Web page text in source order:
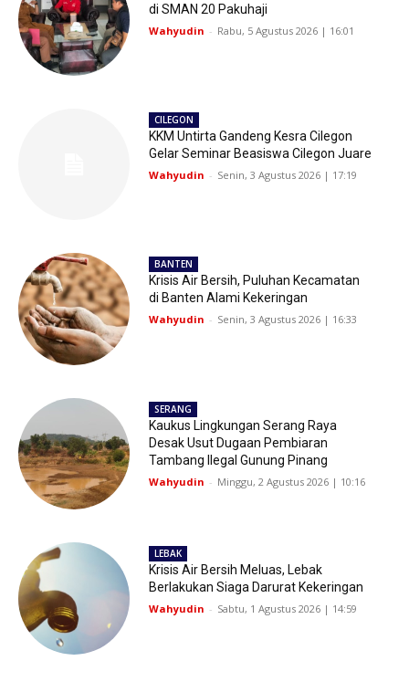
di SMAN 20 Pakuhaji
Wahyudin - Rabu, 5 Agustus 2026 | 16:01
CILEGON
KKM Untirta Gandeng Kesra Cilegon
Gelar Seminar Beasiswa Cilegon Juare
Wahyudin - Senin, 3 Agustus 2026 | 17:19
BANTEN
Krisis Air Bersih, Puluhan Kecamatan
di Banten Alami Kekeringan
Wahyudin - Senin, 3 Agustus 2026 | 16:33
SERANG
Kaukus Lingkungan Serang Raya
Desak Usut Dugaan Pembiaran
Tambang Ilegal Gunung Pinang
Wahyudin - Minggu, 2 Agustus 2026 | 10:16
LEBAK
Krisis Air Bersih Meluas, Lebak
Berlakukan Siaga Darurat Kekeringan
Wahyudin - Sabtu, 1 Agustus 2026 | 14:59